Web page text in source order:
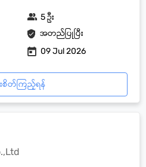
အတည်ပြုပြီး
5 ဦး
09 Jul 2026
စိတ်ကြည့်ရန်